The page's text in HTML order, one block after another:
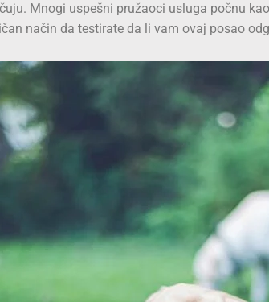
Mnogi uspešni pružaoci usluga počnu
način da testirate da li vam ovaj posao